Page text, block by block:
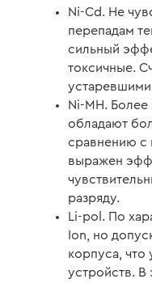
Ni-Cd. Не
перепадам
сильный
токсичные.
Ni-MH. Более
обладают
сравнению
выражен
разряду.
Li-pol. По
Ion, но
корпуса,
устройств. В